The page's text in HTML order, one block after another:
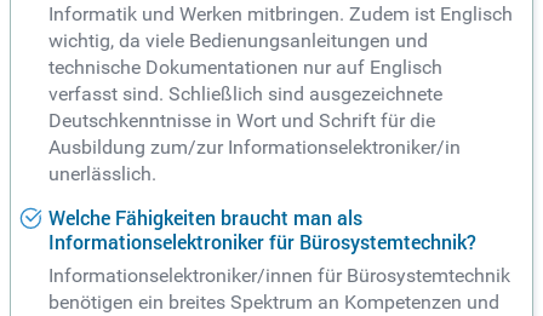
Informatik und Werken mitbringen. Zudem ist Englisch
wichtig, da viele Bedienungsanleitungen und
technische Dokumentationen nur auf Englisch
verfasst sind. Schließlich sind ausgezeichnete
Deutschkenntnisse in Wort und Schrift für die
Ausbildung zum/zur Informationselektroniker/in
unerlässlich.
Welche Fähigkeiten braucht man als
Informationselektroniker für Bürosystemtechnik?
Informationselektroniker/innen für Bürosystemtechnik
benötigen ein breites Spektrum an Kompetenzen und